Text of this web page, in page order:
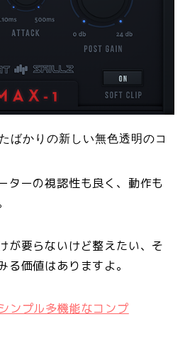
ばかりの新しい無色透明のコ
ターの視認性も良く、動作も
が要らないけど整えたい、そ
る価値はありますよ。
ンプル多機能なコンプ